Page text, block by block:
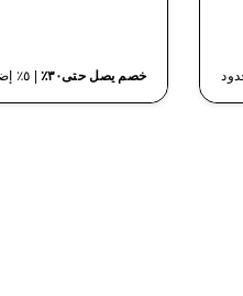
خصم يصل حتى٣٠٪ | ٥٪ إضافية باستخدام كود محدود